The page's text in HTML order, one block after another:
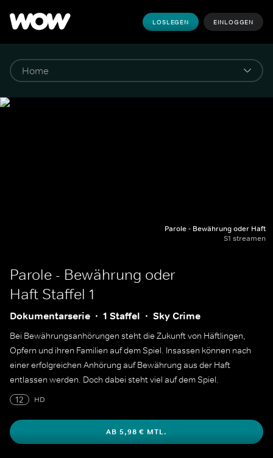
LOSLEGEN EINLOGGEN
Parole - Bewährung oder Haft
S1 streamen
Parole - Bewährung oder
Haft Staffel 1
Dokumentarserie 1 Staffel Sky Crime
Bei Bewährungsanhörungen steht die Zukunft von Häftlingen,
Opfern und ihren Familien auf dem Spiel. Insassen können nach
einer erfolgreichen Anhörung auf Bewährung aus der Haft
entlassen werden. Doch dabei steht viel auf dem Spiel.
12
HD
AB 5,98 € MTL.